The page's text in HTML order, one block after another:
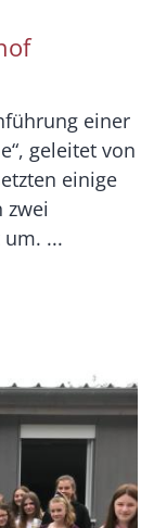
einer
geleitet von
einige
zwei
...